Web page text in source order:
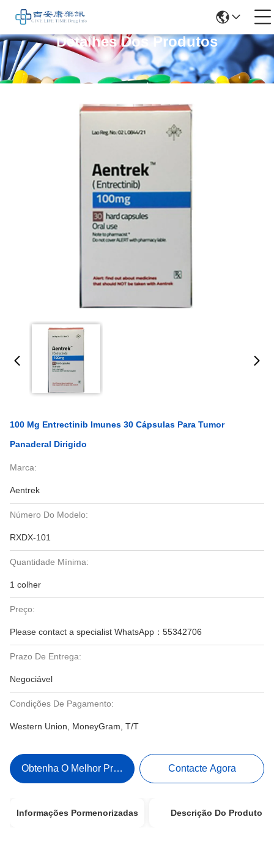
Detalhes Dos Produtos
100 Mg Entrectinib Imunes 30 Cápsulas Para Tumor
Panaderal Dirigido
Marca:
Aentrek
Número Do Modelo:
RXDX-101
Quantidade Mínima:
1 colher
Preço:
Please contact a specialist WhatsApp：55342706
Prazo De Entrega:
Negociável
Condições De Pagamento:
Western Union, MoneyGram, T/T
Obtenha O Melhor Preço Contacte Agora
Informações Pormenorizadas Descrição Do Produto